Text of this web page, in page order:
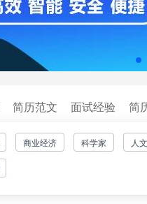
简历范文 面试经验 简
商业经济 科学家 人
历
于山东大学中文系。历任《光